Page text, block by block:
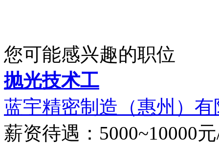
您可能感兴趣的职位
抛光技术工
蓝宇精密制造（惠州）有
薪资待遇：5000~10000